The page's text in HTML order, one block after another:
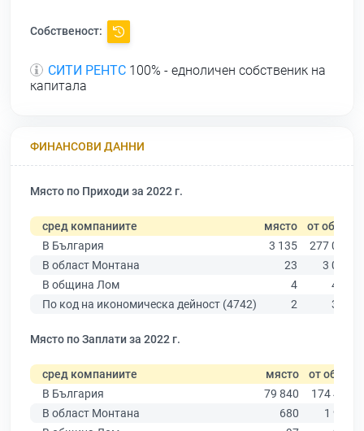
Собственост:
СИТИ РЕНТС 100% - едноличен собственик на
капитала
ФИНАНСОВИ ДАННИ
Място по Приходи за 2022 г.
сред компаниите място от общо
В България
3 135
277 019
В област Монтана
23
3 030
В община Лом
4
458
По код на икономическа дейност (4742)
2 344
Място по Заплати за 2022 г.
сред компаниите място от общо
В България
79 840
174 403
В област Монтана
680
1 936